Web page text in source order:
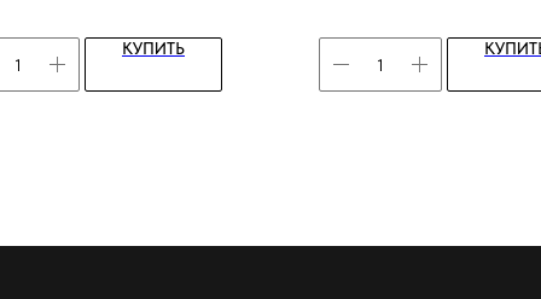
12-14%
за пог. м:
КУПИТЬ
Цена за м³:59 770 ₽
Цена за м
:2 212 ₽
Цена за шт.:2 588 ₽